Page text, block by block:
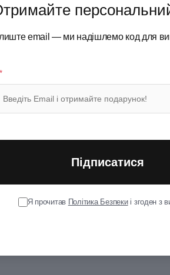
email — ми надішлемо код для
*
Підписатися
Я прочитав Політика Безпекиі згоден з